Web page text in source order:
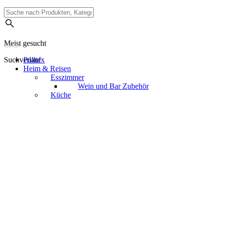
Meist gesucht
Suchverlauf
Pulltex
Heim & Reisen
Esszimmer
Wein und Bar Zubehör
Küche